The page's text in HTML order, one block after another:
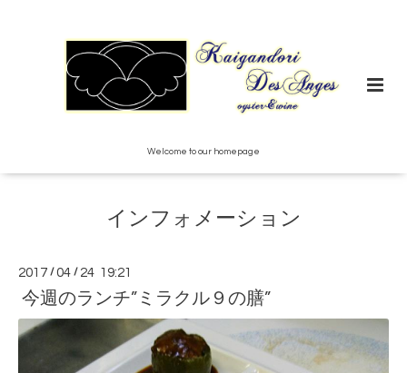
Welcome to our homepage
インフォメーション
2017 /04 / 24 19:21
今週のランチ”ミラクル９の膳”